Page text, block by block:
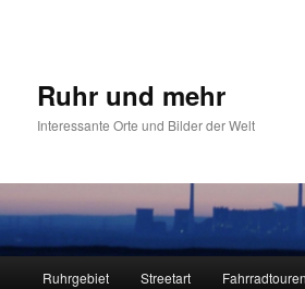
Ruhr und mehr
Interessante Orte und Bilder der Welt
Ruhrgebiet Streetart Fahrradtouren